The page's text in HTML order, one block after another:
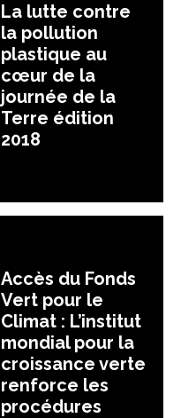
La lutte contre
la pollution
plastique au
cœur de la
journée de la
Terre édition
2018
Accès du Fonds
Vert pour le
Climat : L’institut
mondial pour la
croissance verte
renforce les
procédures